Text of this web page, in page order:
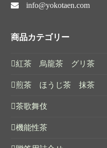
info@yokotaen.com
商品カテゴリー
紅茶 烏龍茶 グリ茶
煎茶 ほうじ茶 抹茶
茶歌舞伎
機能性茶